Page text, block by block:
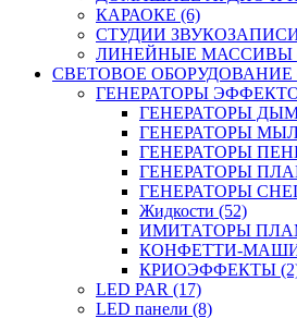
КАРАОКЕ (6)
СТУДИИ
ЛИНЕЙНЫЕ МАССИВЫ
СВЕТОВОЕ ОБОРУДОВАНИЕ
ГЕНЕРАТОРЫ
ГЕНЕРАТОРЫ
ГЕНЕРАТОРЫ
ГЕНЕРАТОРЫ
ГЕНЕРАТОРЫ
ГЕНЕРАТОРЫ
Жидкости (52)
ИМИТАТОРЫ
КОНФЕТТИ-
КРИОЭФФЕКТЫ
LED PAR (17)
LED панели (8)